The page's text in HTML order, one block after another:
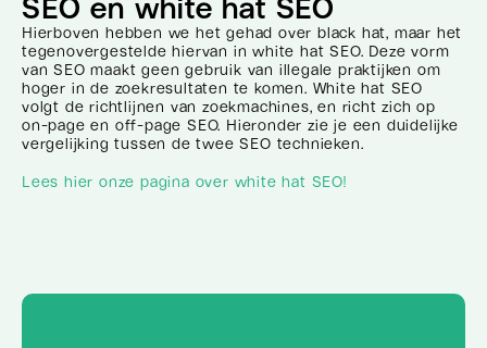
SEO en white hat SEO
Hierboven hebben we het gehad over black hat, maar het
tegenovergestelde hiervan in white hat SEO. Deze vorm
van SEO maakt geen gebruik van illegale praktijken om
hoger in de zoekresultaten te komen. White hat SEO
volgt de richtlijnen van zoekmachines, en richt zich op
on-page en off-page SEO. Hieronder zie je een duidelijke
vergelijking tussen de twee SEO technieken.
Lees hier onze pagina over whitehat SEO!